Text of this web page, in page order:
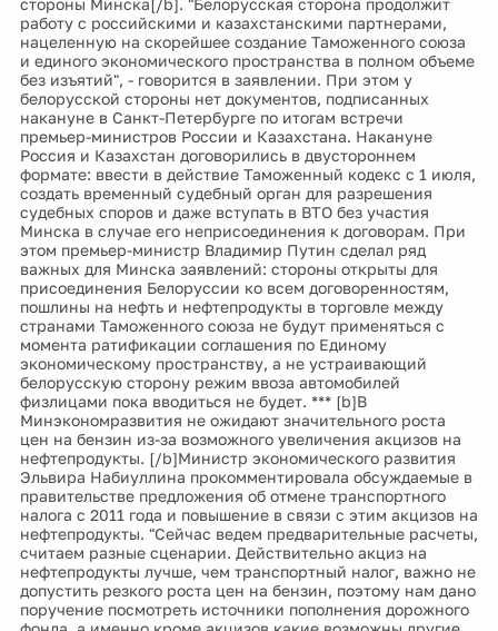
работу с российскими и казахстанскими партнерами,
нацеленную на скорейшее создание Таможенного союза
и единого экономического пространства в полном объеме
без изъятий", - говорится в заявлении. При этом у
белорусской стороны нет документов, подписанных
накануне в Санкт-Петербурге по итогам встречи
премьер-министров России и Казахстана. Накануне
Россия и Казахстан договорились в двустороннем
формате: ввести в действие Таможенный кодекс с 1 июля,
создать временный судебный орган для разрешения
судебных споров и даже вступать в ВТО без участия
Минска в случае его неприсоединения к договорам. При
этом премьер-министр Владимир Путин сделал ряд
важных для Минска заявлений: стороны открыты для
присоединения Белоруссии ко всем договоренностям,
пошлины на нефть и нефтепродукты в торговле между
странами Таможенного союза не будут применяться с
момента ратификации соглашения по Единому
экономическому пространству, а не устраивающий
белорусскую сторону режим ввоза автомобилей
физлицами пока вводиться не будет. *** [b]В
Минэкономразвития не ожидают значительного роста
цен на бензин из-за возможного увеличения акцизов на
нефтепродукты. [/b]Министр экономического развития
Эльвира Набиуллина прокомментировала обсуждаемые в
правительстве предложения об отмене транспортного
налога с 2011 года и повышение в связи с этим акцизов на
нефтепродукты. "Сейчас ведем предварительные расчеты,
считаем разные сценарии. Действительно акциз на
нефтепродукты лучше, чем транспортный налог, важно не
допустить резкого роста цен на бензин, поэтому нам дано
поручение посмотреть источники пополнения дорожного